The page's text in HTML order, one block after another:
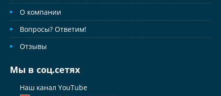
О компании
Вопросы? Ответим!
Отзывы
Мы в соц.сетях
Наш канал YouTube